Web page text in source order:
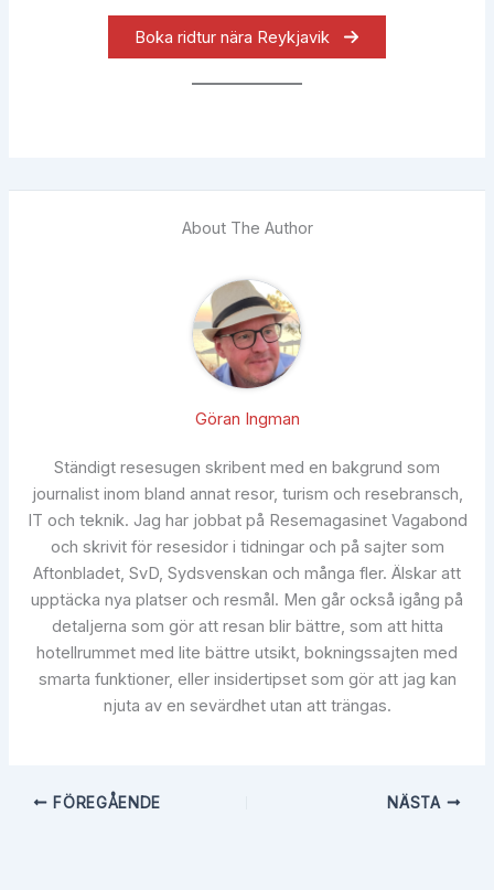
Boka ridtur nära Reykjavik
About The Author
Göran Ingman
Ständigt resesugen skribent med en bakgrund som
journalist inom bland annat resor, turism och resebransch,
IT och teknik. Jag har jobbat på Resemagasinet Vagabond
och skrivit för resesidor i tidningar och på sajter som
Aftonbladet, SvD, Sydsvenskan och många fler. Älskar att
upptäcka nya platser och resmål. Men går också igång på
detaljerna som gör att resan blir bättre, som att hitta
hotellrummet med lite bättre utsikt, bokningssajten med
smarta funktioner, eller insidertipset som gör att jag kan
njuta av en sevärdhet utan att trängas.
FÖREGÅENDE NÄSTA